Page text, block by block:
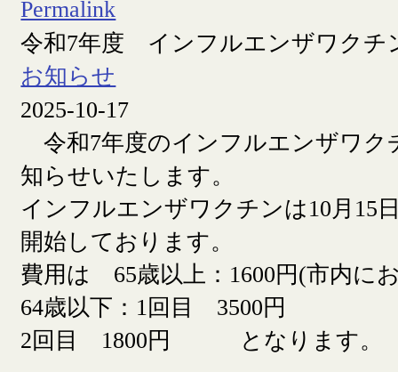
Permalink
令和7年度 インフルエンザワクチ
お知らせ
2025-10-17
令和7年度のインフルエンザワク
知らせいたします。
インフルエンザワクチンは10月15
開始しております。
費用は 65歳以上：1600円(市内に
64歳以下：1回目 3500円
2回目 1800円 となります。